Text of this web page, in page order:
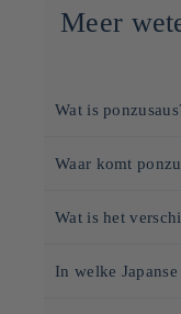
Meer
Wat is
Waar komt
achtervoegsel"-
Wat is het
In welke